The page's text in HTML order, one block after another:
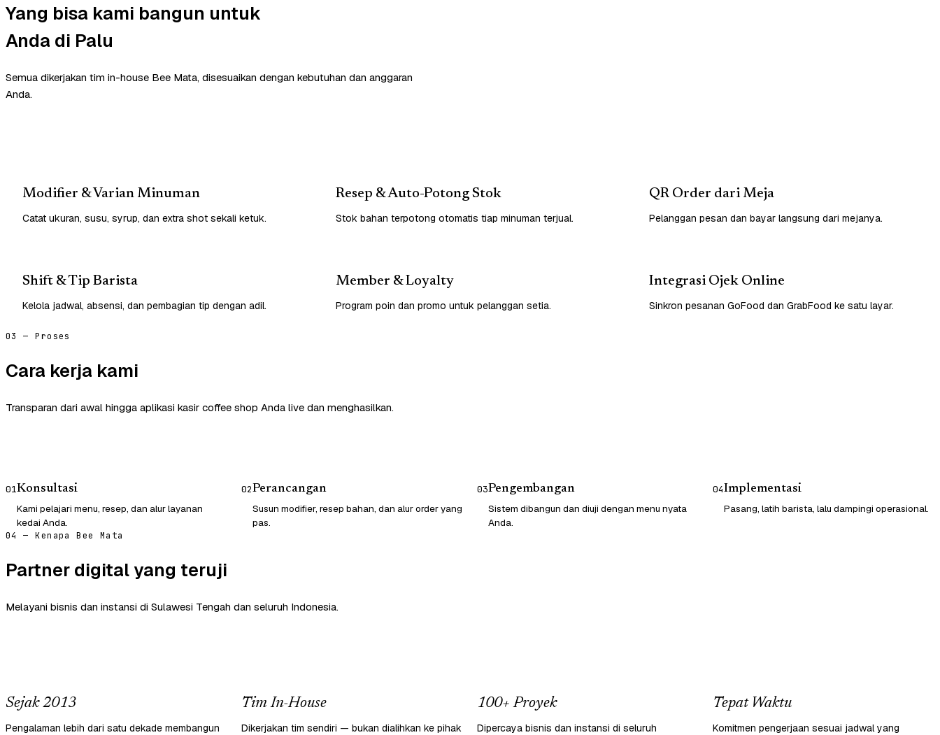
Yang bisa kami bangun untuk
Anda di Palu
Semua dikerjakan tim in-house Bee Mata, disesuaikan dengan kebutuhan dan anggaran
Anda.
Modifier & Varian Minuman
Catat ukuran, susu, syrup, dan extra shot sekali ketuk.
Resep & Auto-Potong Stok
Stok bahan terpotong otomatis tiap minuman terjual.
QR Order dari Meja
Pelanggan pesan dan bayar langsung dari mejanya.
Shift & Tip Barista
Kelola jadwal, absensi, dan pembagian tip dengan adil.
Member & Loyalty
Program poin dan promo untuk pelanggan setia.
Integrasi Ojek Online
Sinkron pesanan GoFood dan GrabFood ke satu layar.
03 — Proses
Cara kerja kami
Transparan dari awal hingga aplikasi kasir coffee shop Anda live dan menghasilkan.
01Konsultasi
Kami pelajari menu, resep, dan alur layanan
kedai Anda.
02Perancangan
Susun modifier, resep bahan, dan alur order yang
pas.
03Pengembangan
Sistem dibangun dan diuji dengan menu nyata
Anda.
04Implementasi
Pasang, latih barista, lalu dampingi operasional.
04 — Kenapa Bee Mata
Partner digital yang teruji
Melayani bisnis dan instansi di Sulawesi Tengah dan seluruh Indonesia.
Sejak 2013
Pengalaman lebih dari satu dekade membangun
Tim In-House
Dikerjakan tim sendiri — bukan dialihkan ke pihak
100+ Proyek
Dipercaya bisnis dan instansi di seluruh
Tepat Waktu
Komitmen pengerjaan sesuai jadwal yang